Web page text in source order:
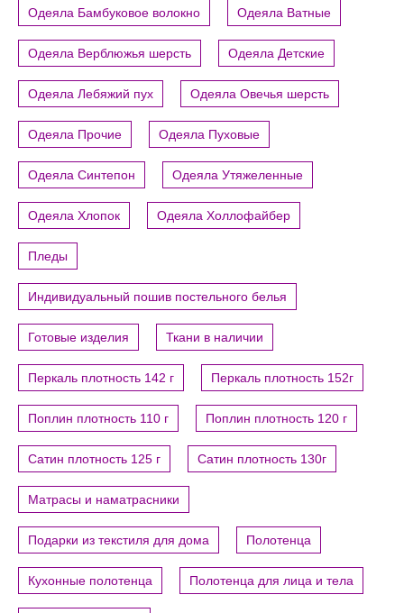
Одеяла Бамбуковое волокно Одеяла Ватные
Одеяла Верблюжья шерсть Одеяла Детские
Одеяла Лебяжий пух Одеяла Овечья шерсть
Одеяла Прочие Одеяла Пуховые
Одеяла Синтепон Одеяла Утяжеленные
Одеяла Хлопок Одеяла Холлофайбер
Пледы
Индивидуальный пошив постельного белья
Готовые изделия Ткани в наличии
Перкаль плотность 142 г Перкаль плотность 152г
Поплин плотность 110 г Поплин плотность 120 г
Сатин плотность 125 г Сатин плотность 130г
Матрасы и наматрасники
Подарки из текстиля для дома Полотенца
Кухонные полотенца Полотенца для лица и тела